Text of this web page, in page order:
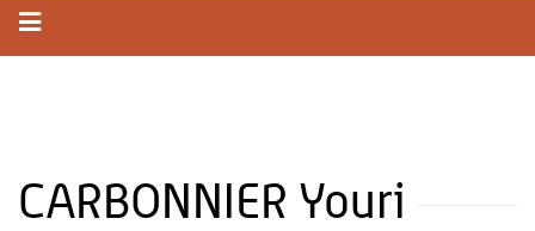
CARBONNIER Youri